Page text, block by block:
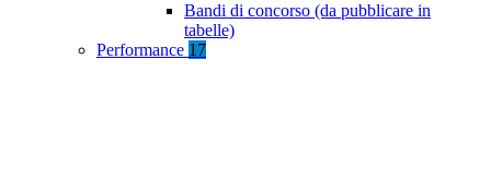
Bandi di concorso (da pubblicare in
tabelle)
Performance 17